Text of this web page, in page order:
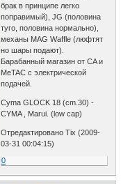
брак в принципе легко
поправимый), JG (половина
туго, половина нормально),
механы MAG Waffle (люфтят
но шары подают).
Барабанный магазин от CA и
MeTAC с электрической
подачей.
Cyma GLOCK 18 (cm.30) -
CYMA , Marui. (low cap)
Отредактировано Tix (2009-
03-31 00:04:15)
0